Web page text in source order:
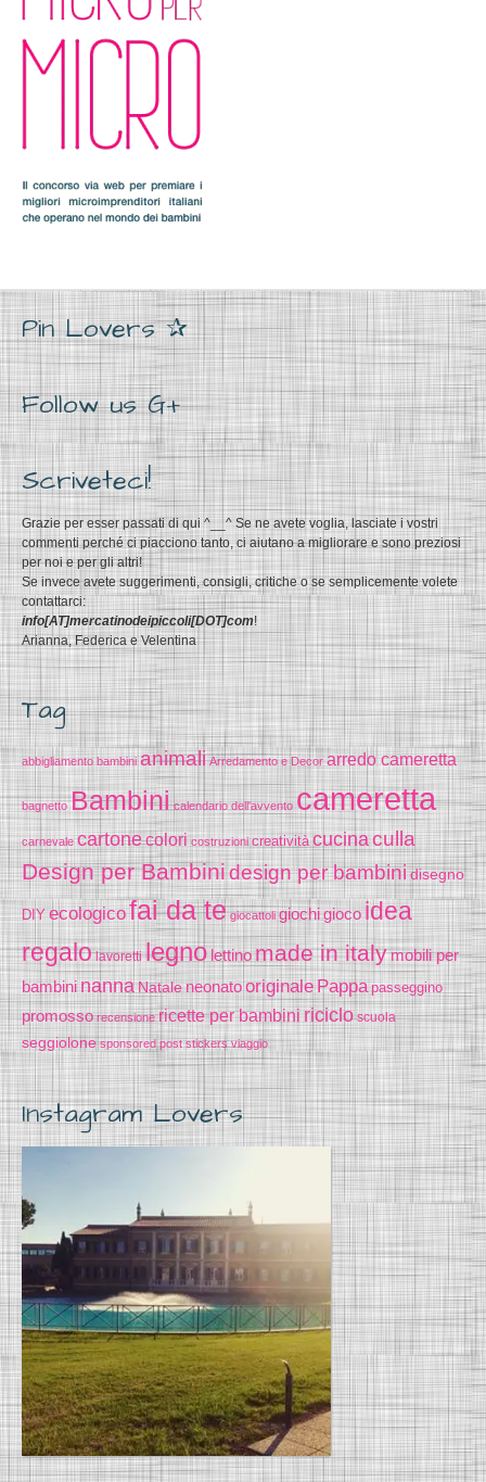
Pin Lovers ✰
Follow us G+
Scriveteci!
Grazie per esser passati di qui ^__^ Se ne avete voglia, lasciate i vostri
commenti perché ci piacciono tanto, ci aiutano a migliorare e sono preziosi
per noi e per gli altri!
Se invece avete suggerimenti, consigli, critiche o se semplicemente volete
contattarci:
info[AT]mercatinodeipiccoli[DOT]com!
Arianna, Federica e Velentina
Tag
abbigliamento bambini animali Arredamento e Decor arredo cameretta
bagnetto Bambini calendario dell'avvento cameretta
carnevale cartonecolori costruzioni creatività cucinaculla
Design per Bambinidesign per bambinidisegno
DIY ecologicofai da te giocattoli giochigioco idea
regalo lavoretti legno lettinomade in italymobili per
bambininannaNatale neonatooriginale Pappa passeggino
promosso recensione ricette per bambini riciclo scuola
seggiolone sponsored post stickers viaggio
Instagram Lovers